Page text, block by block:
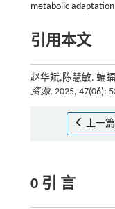
metabolic adaptation
引用本文
赵华斌,陈慧敏. 蝙
资源, 2025, 47(06):
上一篇
0 引 言